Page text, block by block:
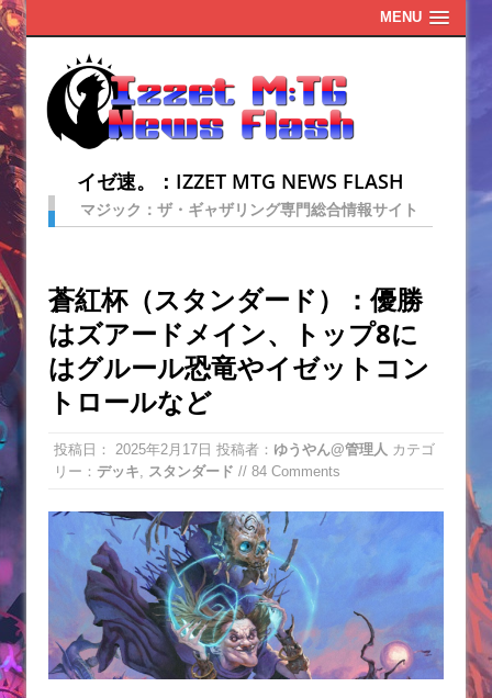
MENU
イゼ速。：IZZET MTG NEWS FLASH
マジック：ザ・ギャザリング専門総合情報サイト
蒼紅杯（スタンダード）：優勝
はズアードメイン、トップ8に
はグルール恐竜やイゼットコン
トロールなど
投稿日： 2025年2月17日 投稿者： ゆうやん@管理人 カテゴ
リー： デッキ スタンダード // 84 Comments